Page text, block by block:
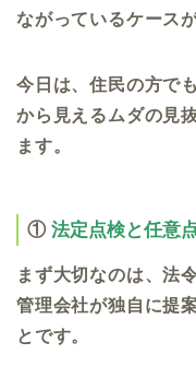
ながっているケース
今日は、住民の方で
から見えるムダの見
ます。
① 法定点検と任意
まず大切なのは、法
管理会社が独自に提
とです。